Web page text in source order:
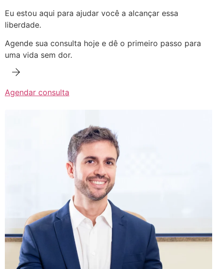
Eu estou aqui para ajudar você a alcançar essa
liberdade.
Agende sua consulta hoje e dê o primeiro passo para
uma vida sem dor.
Agendar consulta